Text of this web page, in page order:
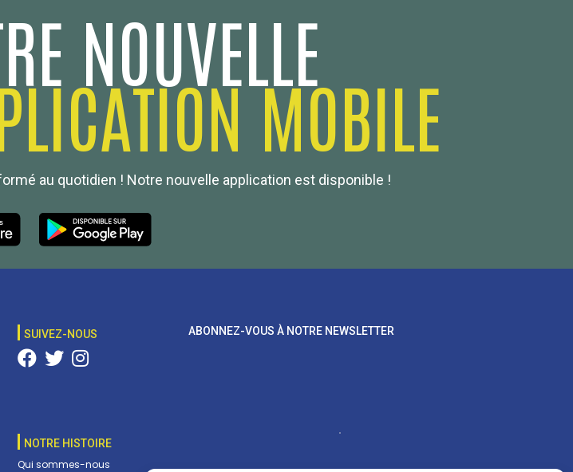
NOUVELLE
MOBILE
au quotidien ! Notre nouvelle application est disponible !
SUIVEZ-NOUS
NOTRE HISTOIRE
Qui sommes-nous
ABONNEZ-VOUS À NOTRE NEWSLETTER